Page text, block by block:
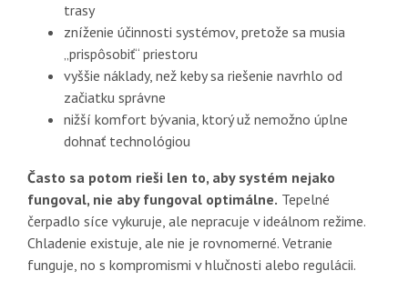
trasy
zníženie účinnosti systémov, pretože sa musia
„prispôsobiť“ priestoru
vyššie náklady, než keby sa riešenie navrhlo od
začiatku správne
nižší komfort bývania, ktorý už nemožno úplne
dohnať technológiou
Často sa potom rieši len to, aby systém nejako
fungoval, nie aby fungoval optimálne. Tepelné
čerpadlo síce vykuruje, ale nepracuje v ideálnom režime.
Chladenie existuje, ale nie je rovnomerné. Vetranie
funguje, no s kompromismi v hlučnosti alebo regulácii.